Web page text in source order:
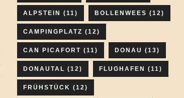
ALPSTEIN (11) BOLLENWEES (12)
CAMPINGPLATZ (12)
CAN PICAFORT (11) DONAU (13)
DONAUTAL (12) FLUGHAFEN (11)
FRÜHSTÜCK (12)